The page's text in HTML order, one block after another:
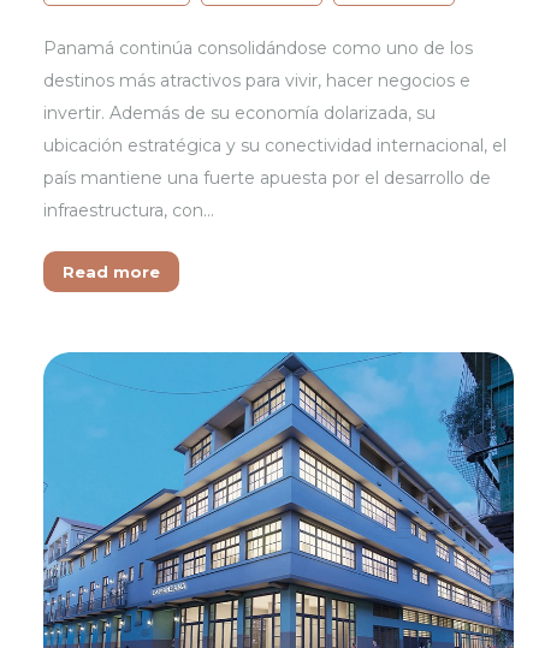
Panamá continúa consolidándose como uno de los
destinos más atractivos para vivir, hacer negocios e
invertir. Además de su economía dolarizada, su
ubicación estratégica y su conectividad internacional, el
país mantiene una fuerte apuesta por el desarrollo de
infraestructura, con…
Read more